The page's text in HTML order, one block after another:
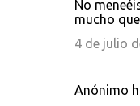
No
mucho
4 de julio
Anónimo